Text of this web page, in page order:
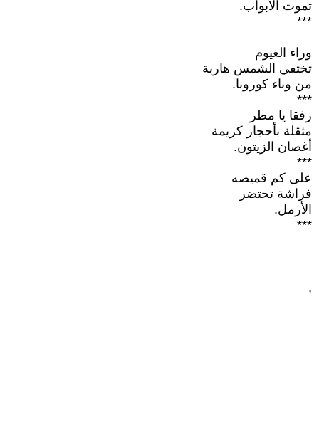
تموت الأبواب.
***
وراء الغيوم
تختفي الشمس هاربة
من وباء كورونا.
***
رفقا يا مطر
مثقلة بأحجار كريمة
أغصان الزيتون.
***
على كم قميصه
فراشة تحتضر
الأرمل.
***
,